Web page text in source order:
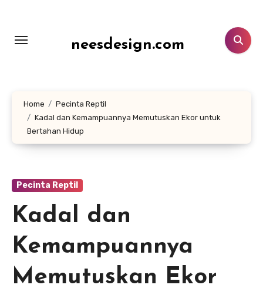
konten
neesdesign.com
Home
Pecinta Reptil
Kadal dan Kemampuannya Memutuskan Ekor untuk
Bertahan Hidup
Pecinta Reptil
Kadal dan
Kemampuannya
Memutuskan Ekor